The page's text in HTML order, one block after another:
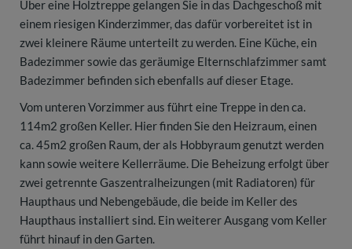
Über eine Holztreppe gelangen Sie in das Dachgeschoß mit
einem riesigen Kinderzimmer, das dafür vorbereitet ist in
zwei kleinere Räume unterteilt zu werden. Eine Küche, ein
Badezimmer sowie das geräumige Elternschlafzimmer samt
Badezimmer befinden sich ebenfalls auf dieser Etage.
Vom unteren Vorzimmer aus führt eine Treppe in den ca.
114m2 großen Keller. Hier finden Sie den Heizraum, einen
ca. 45m2 großen Raum, der als Hobbyraum genutzt werden
kann sowie weitere Kellerräume. Die Beheizung erfolgt über
zwei getrennte Gaszentralheizungen (mit Radiatoren) für
Haupthaus und Nebengebäude, die beide im Keller des
Haupthaus installiert sind. Ein weiterer Ausgang vom Keller
führt hinauf in den Garten.